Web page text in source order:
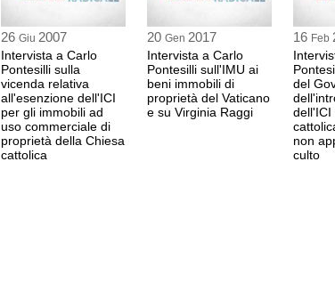
26 Giu 2007
Intervista a Carlo
Pontesilli sulla
vicenda relativa
all'esenzione dell'ICI
per gli immobili ad
uso commerciale di
proprietà della Chiesa
cattolica
20 Gen 2017
Intervista a Carlo
Pontesilli sull'IMU ai
beni immobili di
proprietà del Vaticano
e su Virginia Raggi
16 Feb
del
dell'ICI
non
culto